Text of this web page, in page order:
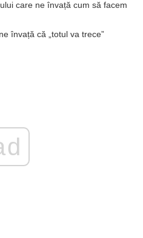
care ne învață cum să facem
învață că „totul va trece”